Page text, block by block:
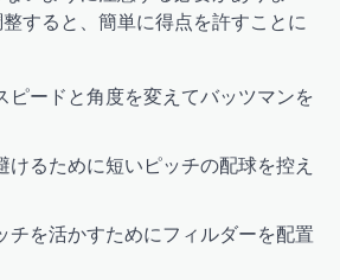
すると、簡単に得点を許すことに
ピードと角度を変えてバッツマンを
けるために短いピッチの配球を控え
チを活かすためにフィルダーを配置